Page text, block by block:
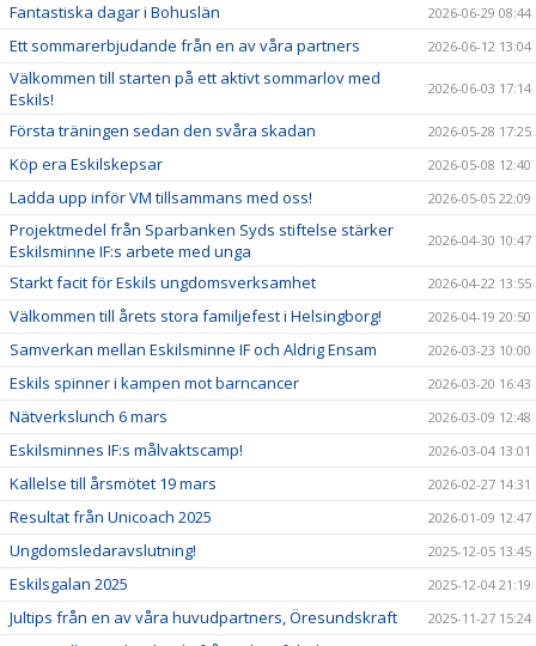
Fantastiska dagar i Bohuslän 2026-06-29 08:44
Ett sommarerbjudande från en av våra partners 2026-06-12 13:04
Välkommen till starten på ett aktivt sommarlov med
Eskils!
2026-06-03 17:14
Första träningen sedan den svåra skadan 2026-05-28 17:25
Köp era Eskilskepsar 2026-05-08 12:40
Ladda upp inför VM tillsammans med oss! 2026-05-05 22:09
Projektmedel från Sparbanken Syds stiftelse stärker
Eskilsminne IF:s arbete med unga
2026-04-30 10:47
Starkt facit för Eskils ungdomsverksamhet 2026-04-22 13:55
Välkommen till årets stora familjefest i Helsingborg! 2026-04-19 20:50
Samverkan mellan Eskilsminne IF och Aldrig Ensam 2026-03-23 10:00
Eskils spinner i kampen mot barncancer 2026-03-20 16:43
Nätverkslunch 6 mars 2026-03-09 12:48
Eskilsminnes IF:s målvaktscamp! 2026-03-04 13:01
Kallelse till årsmötet 19 mars 2026-02-27 14:31
Resultat från Unicoach 2025 2026-01-09 12:47
Ungdomsledaravslutning! 2025-12-05 13:45
Eskilsgalan 2025 2025-12-04 21:19
Jultips från en av våra huvudpartners, Öresundskraft 2025-11-27 15:24